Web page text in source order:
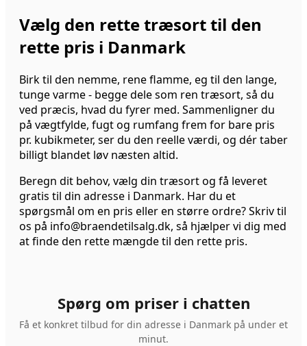
Vælg den rette træsort til den
rette pris i Danmark
Birk til den nemme, rene flamme, eg til den lange,
tunge varme - begge dele som ren træsort, så du
ved præcis, hvad du fyrer med. Sammenligner du
på vægtfylde, fugt og rumfang frem for bare pris
pr. kubikmeter, ser du den reelle værdi, og dér taber
billigt blandet løv næsten altid.
Beregn dit behov, vælg din træsort og få leveret
gratis til din adresse i Danmark. Har du et
spørgsmål om en pris eller en større ordre? Skriv til
os på info@braendetilsalg.dk, så hjælper vi dig med
at finde den rette mængde til den rette pris.
Spørg om priser i chatten
Få et konkret tilbud for din adresse i Danmark på under et
minut.